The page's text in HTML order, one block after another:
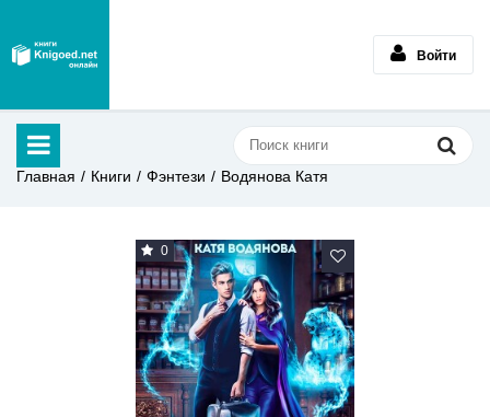
Войти
Главная Книги Фэнтези Водянова Катя
0